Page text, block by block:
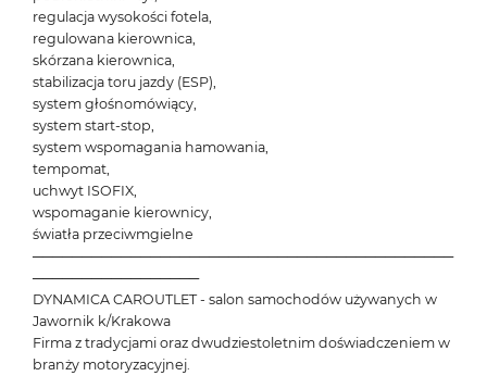
regulacja wysokości fotela,
regulowana kierownica,
skórzana kierownica,
stabilizacja toru jazdy (ESP),
system głośnomówiący,
system start-stop,
system wspomagania hamowania,
tempomat,
uchwyt ISOFIX,
wspomaganie kierownicy,
światła przeciwmgielne
───────────────────────────────────────────
─────────────────
DYNAMICA CAROUTLET - salon samochodów używanych w
Jawornik k/Krakowa
Firma z tradycjami oraz dwudziestoletnim doświadczeniem w
branży motoryzacyjnej.